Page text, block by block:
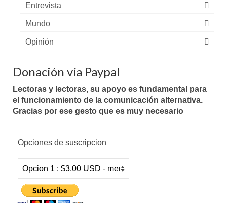
Entrevista
Mundo
Opinión
Donación vía Paypal
Lectoras y lectoras, su apoyo es fundamental para
el funcionamiento de la comunicación alternativa.
Gracias por ese gesto que es muy necesario
Opciones de suscripcion